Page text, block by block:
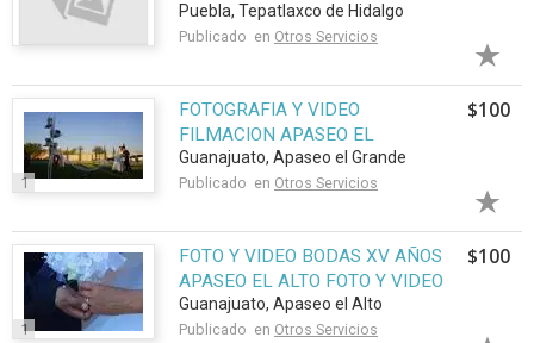
FOTOGRAFIA Y VIDEO
Puebla, Tepatlaxco de Hidalgo
Publicado en Otros Servicios
1
FOTOGRAFIA Y VIDEO
FILMACION APASEO EL
GRANDE FOTOGRAFIA Y VIDEO
Guanajuato, Apaseo el Grande
Publicado en Otros Servicios
$100
1
FOTO Y VIDEO BODAS XV AÑOS
APASEO EL ALTO FOTO Y VIDEO
Guanajuato, Apaseo el Alto
Publicado en Otros Servicios
$100